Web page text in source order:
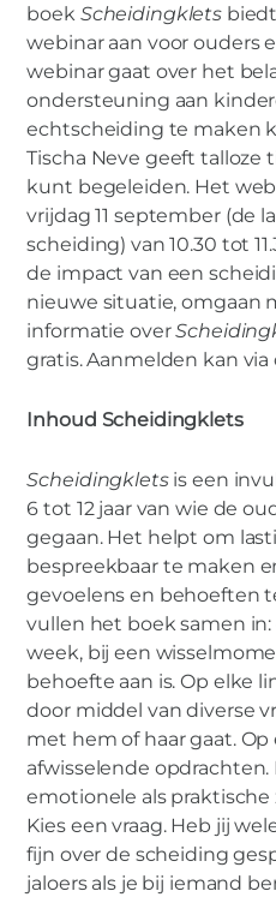
boek Scheidingklets
webinar aan voor ouders
webinar gaat over het
ondersteuning aan
echtscheiding te maken
Tischa Neve geeft talloze
kunt begeleiden. Het
vrijdag 11 september (de
scheiding) van 10.30 tot
de impact van een
nieuwe situatie, omgaan
informatie over
gratis. Aanmelden kan via
Inhoud Scheidingklets
Scheidingkletsis een
6 tot 12 jaar van wie de
gegaan. Het helpt om
bespreekbaar te maken
gevoelens en behoeften
vullen het boek samen
week, bij een
behoefte aan is. Op elke
door middel van diverse
met hem of haar gaat.
afwisselende opdrachten.
emotionele als praktische
Kies een vraag. Heb jij
fijn over de scheiding
jaloers als je bij iemand